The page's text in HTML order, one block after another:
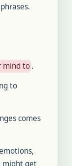
mind to.
to
comes
might get